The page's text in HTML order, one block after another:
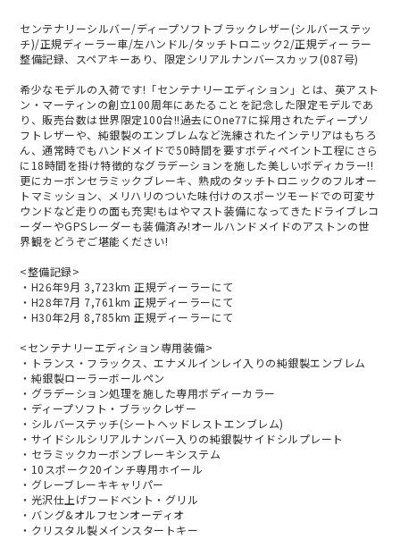
センテナリーシルバー/ディープソフトブラックレザー(シルバーステッ
チ)/正規ディーラー車/左ハンドル/タッチトロニック2/正規ディーラー
整備記録、スペアキーあり、限定シリアルナンバースカッフ(087号)
希少なモデルの入荷です!「センテナリーエディション」とは、英アスト
ン・マーティンの創立100周年にあたることを記念した限定モデルであ
り、販売台数は世界限定100台!!過去にOne77に採用されたディープソ
フトレザーや、純銀製のエンブレムなど洗練されたインテリアはもちろ
ん、通常時でもハンドメイドで50時間を要すボディペイント工程にさら
に18時間を掛け特徴的なグラデーションを施した美しいボディカラー!!
更にカーボンセラミックブレーキ、熟成のタッチトロニックのフルオー
トマミッション、メリハリのついた味付けのスポーツモードでの可変サ
ウンドなど走りの面も充実!もはやマスト装備になってきたドライブレコ
ーダーやGPSレーダーも装備済み!オールハンドメイドのアストンの世
界観をどうぞご堪能ください!
<整備記録>
・H26年9月 3,723km 正規ディーラーにて
・H28年7月 7,761km 正規ディーラーにて
・H30年2月 8,785km 正規ディーラーにて
<センテナリーエディション専用装備>
・トランス・フラックス、エナメルインレイ入りの純銀製エンブレム
・純銀製ローラーボールペン
・グラデーション処理を施した専用ボディーカラー
・ディープソフト・ブラックレザー
・シルバーステッチ(シートヘッドレストエンブレム)
・サイドシルシリアルナンバー入りの純銀製サイドシルプレート
・セラミックカーボンブレーキシステム
・10スポーク20インチ専用ホイール
・グレーブレーキキャリパー
・光沢仕上げフードベント・グリル
・バング&オルフセンオーディオ
・クリスタル製メインスタートキー